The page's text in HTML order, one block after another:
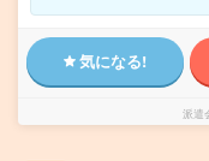
気になる!
派遣